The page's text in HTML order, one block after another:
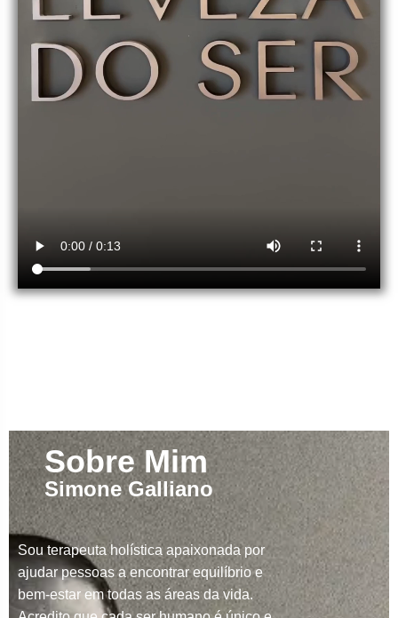
Sobre Mim
Simone Galliano
Sou terapeuta holística apaixonada por
ajudar pessoas a encontrar equilíbrio e
bem-estar em todas as áreas da vida.